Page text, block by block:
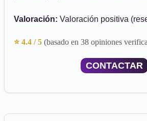
Valoración: Valoración positiva
⭐ 4.4 / 5 (basado en 38 opiniones
CONTACTAR